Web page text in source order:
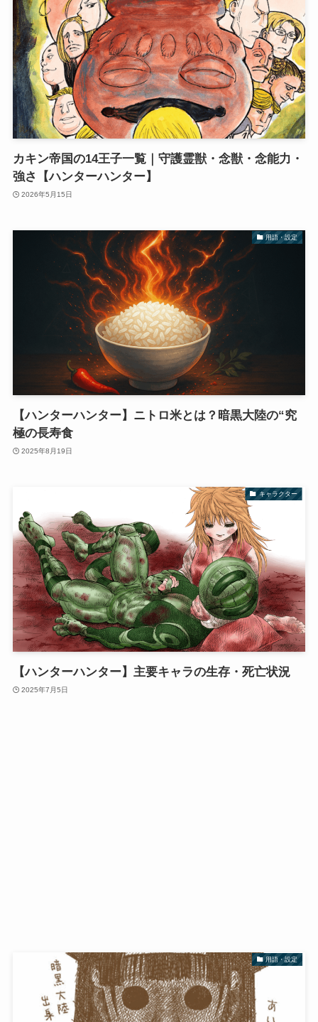
カキン帝国の14王子一覧｜守護霊獣・念獣・念能力・
強さ【ハンターハンター】
2026年5月15日
用語・設定
【ハンターハンター】ニトロ米とは？暗黒大陸の“究
極の長寿食
2025年8月19日
キャラクター
【ハンターハンター】主要キャラの生存・死亡状況
2025年7月5日
用語・設定